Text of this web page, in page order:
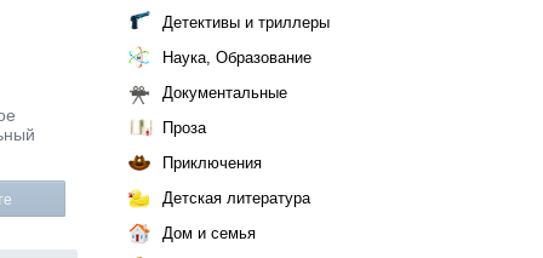
Детективы и триллеры
Наука, Образование
Документальные
Проза
Приключения
Детская литература
Дом и семья